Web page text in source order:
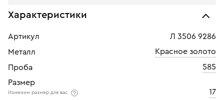
Характеристики
Артикул
Л 3506 9286
Металл
Красное золото
Проба
585
Размер
Изменим размер для вас
17